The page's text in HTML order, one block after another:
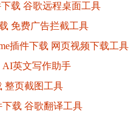
下载 谷歌远程桌面工具
免费广告拦截工具
插件下载 网页视频下载工具
AI英文写作助手
整页截图工具
下载 谷歌翻译工具